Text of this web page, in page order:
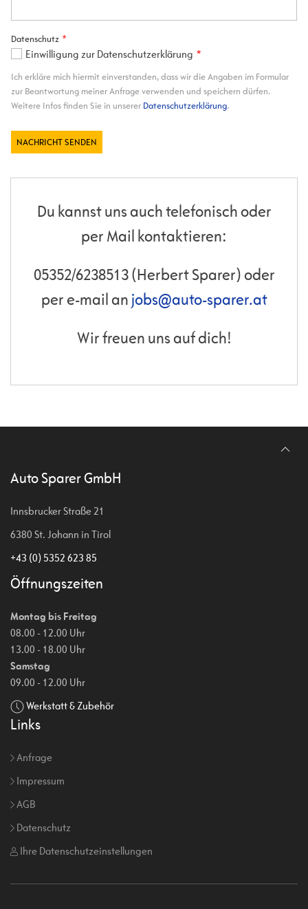
Du kannst uns auch telefonisch oder
per Mail kontaktieren:
05352/6238513 (Herbert Sparer) oder
per e-mail an jobs@auto-sparer.at
Wir freuen uns auf dich!
Auto Sparer GmbH
Innsbrucker Straße 21
6380 St. Johann in Tirol
+43 (0) 5352 623 85
Öffnungszeiten
Montag bis Freitag
08.00 - 12.00 Uhr
13.00 - 18.00 Uhr
Samstag
09.00 - 12.00 Uhr
Werkstatt & Zubehör
Links
Anfrage
Impressum
AGB
Datenschutz
Ihre Datenschutzeinstellungen